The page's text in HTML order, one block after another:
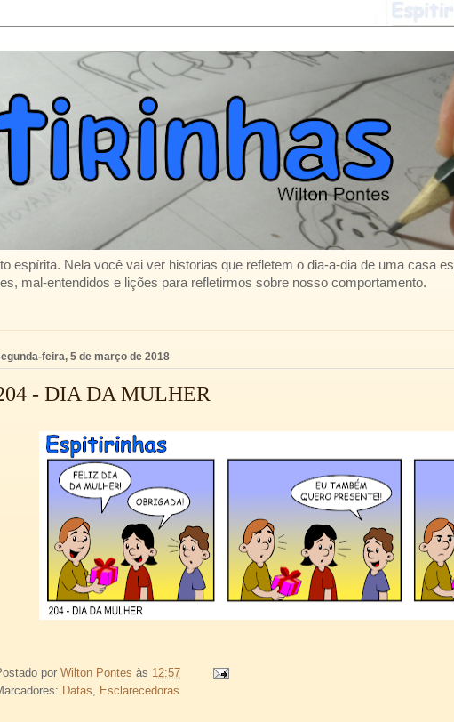
espírita. Nela você vai ver historias que refletem o dia-a-dia de uma casa
mal-entendidos e lições para refletirmos sobre nosso comportamento.
feira, 5 de março de 2018
- DIA DA MULHER
por Wilton Pontes às 12:57
Datas, Esclarecedoras